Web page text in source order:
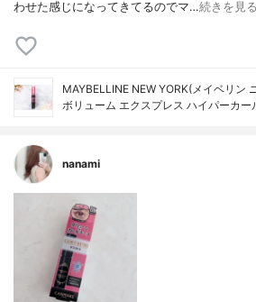
わせた感じになってきてるのでマ…続きを見る
MAYBELLINE NEW YORK(メイベリン
ボリューム エクスプレス ハイパーカー
nanami